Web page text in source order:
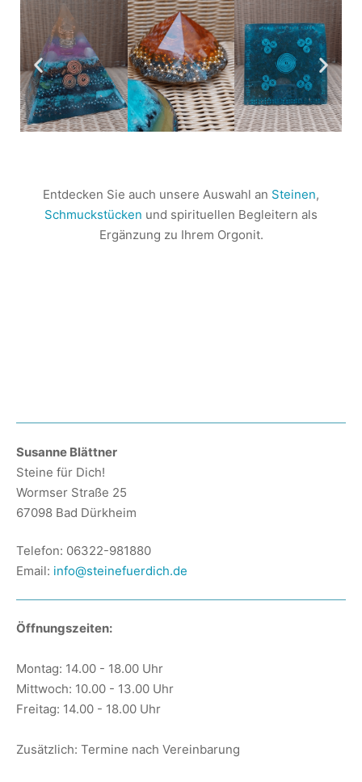
Entdecken Sie auch unsere Auswahl an Steinen,
Schmuckstücken und spirituellen Begleitern als
Ergänzung zu Ihrem Orgonit.
Susanne Blättner
Steine für Dich!
Wormser Straße 25
67098 Bad Dürkheim
Telefon: 06322-981880
Email: info@steinefuerdich.de
Öffnungszeiten:
Montag: 14.00 - 18.00 Uhr
Mittwoch: 10.00 - 13.00 Uhr
Freitag: 14.00 - 18.00 Uhr
Zusätzlich: Termine nach Vereinbarung